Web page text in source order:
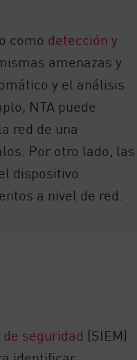
como detección y
amenazas y
y el análisis
NTA puede
red de una
Por otro lado, las
dispositivo
a nivel de red.
seguridad (SIEM)